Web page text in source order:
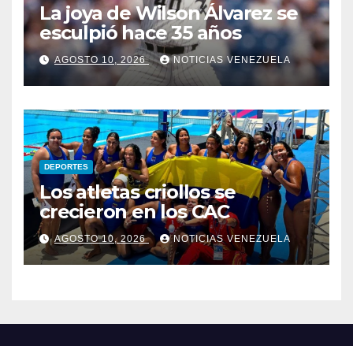
La joya de Wilson Álvarez se
esculpió hace 35 años
AGOSTO 10, 2026 NOTICIAS VENEZUELA
DEPORTES
Los atletas criollos se
crecieron en los CAC
AGOSTO 10, 2026 NOTICIAS VENEZUELA